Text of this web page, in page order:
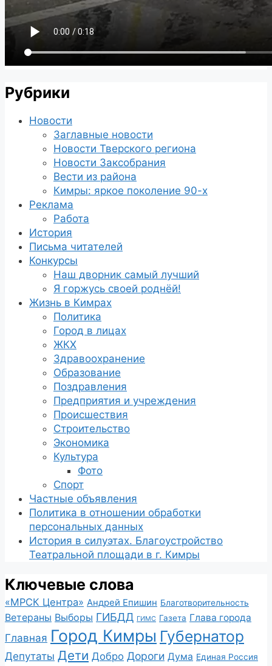
Рубрики
Новости
Заглавные новости
Новости Тверского региона
Новости Заксобрания
Вести из района
Кимры: яркое поколение 90-х
Реклама
Работа
История
Письма читателей
Конкурсы
Наш дворник самый лучший
Я горжусь своей роднёй!
Жизнь в Кимрах
Политика
Город в лицах
ЖКХ
Здравоохранение
Образование
Поздравления
Предприятия и учреждения
Происшествия
Строительство
Экономика
Культура
Фото
Спорт
Частные объявления
Политика в отношении обработки
персональных данных
История в силуэтах. Благоустройство
Театральной площади в г. Кимры
Ключевые слова
«МРСК Центра» Андрей Епишин Благотворительность
Ветераны Выборы ГИБДД ГИМС Газета Глава города
Главная Город Кимры Губернатор
Депутаты Дети Добро Дороги Дума Единая Россия